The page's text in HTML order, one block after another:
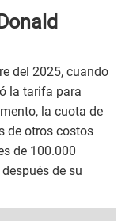
del 2025, cuando
la tarifa para
la cuota de
de otros costos
de 100.000
de su